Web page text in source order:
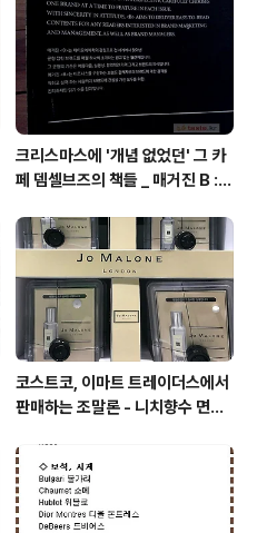
크리스마스에 '개념 없었던' 그 카
페 뎀셀브즈의 책들 _ 매거진 B :
커피
코스트코, 이마트 트레이더스에서
판매하는 조말론 - 니치향수 면세